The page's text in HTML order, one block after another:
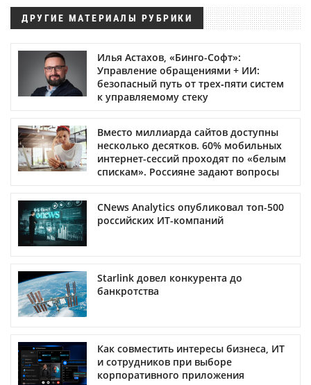
ДРУГИЕ МАТЕРИАЛЫ РУБРИКИ
Илья Астахов, «Бинго-Софт»:
Управление обращениями + ИИ:
безопасный путь от трех‑пяти систем
к управляемому стеку
Вместо миллиарда сайтов доступны
несколько десятков. 60% мобильных
интернет-сессий проходят по «белым
спискам». Россияне задают вопросы
CNews Analytics опубликовал топ-500
российских ИТ-компаний
Starlink довел конкурента до
банкротства
Как совместить интересы бизнеса, ИТ
и сотрудников при выборе
корпоративного приложения